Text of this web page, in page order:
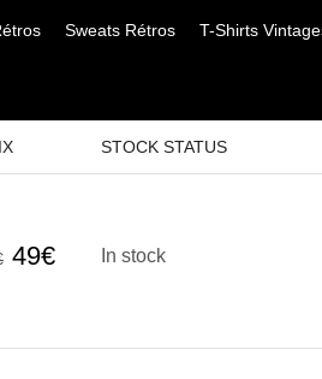
Sweats Rétros T-Shirts
STOCK STATUS
Le
69€.
49€Le
49€.
In stock